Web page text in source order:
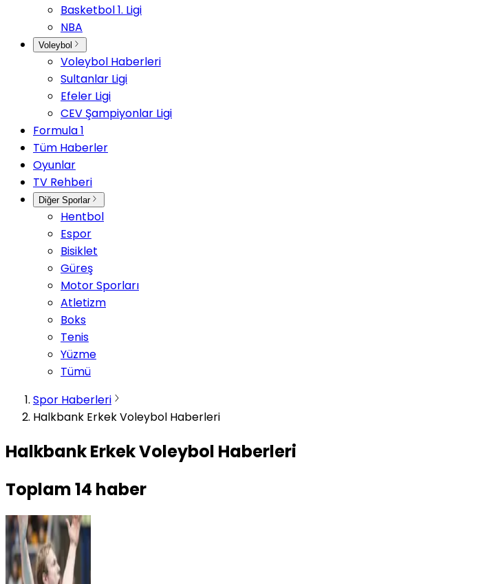
Basketbol 1. Ligi
NBA
Voleybol
Voleybol Haberleri
Sultanlar Ligi
Efeler Ligi
CEV Şampiyonlar Ligi
Formula 1
Tüm Haberler
Oyunlar
TV Rehberi
Diğer Sporlar
Hentbol
Espor
Bisiklet
Güreş
Motor Sporları
Atletizm
Boks
Tenis
Yüzme
Tümü
Spor Haberleri
Halkbank Erkek Voleybol Haberleri
Halkbank Erkek Voleybol Haberleri
Toplam14 haber